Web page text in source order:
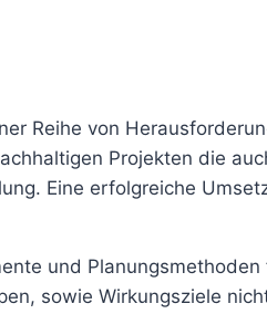
Reihe von
Projekten die
Eine erfolgreiche
und
sowie Wirkungsziele